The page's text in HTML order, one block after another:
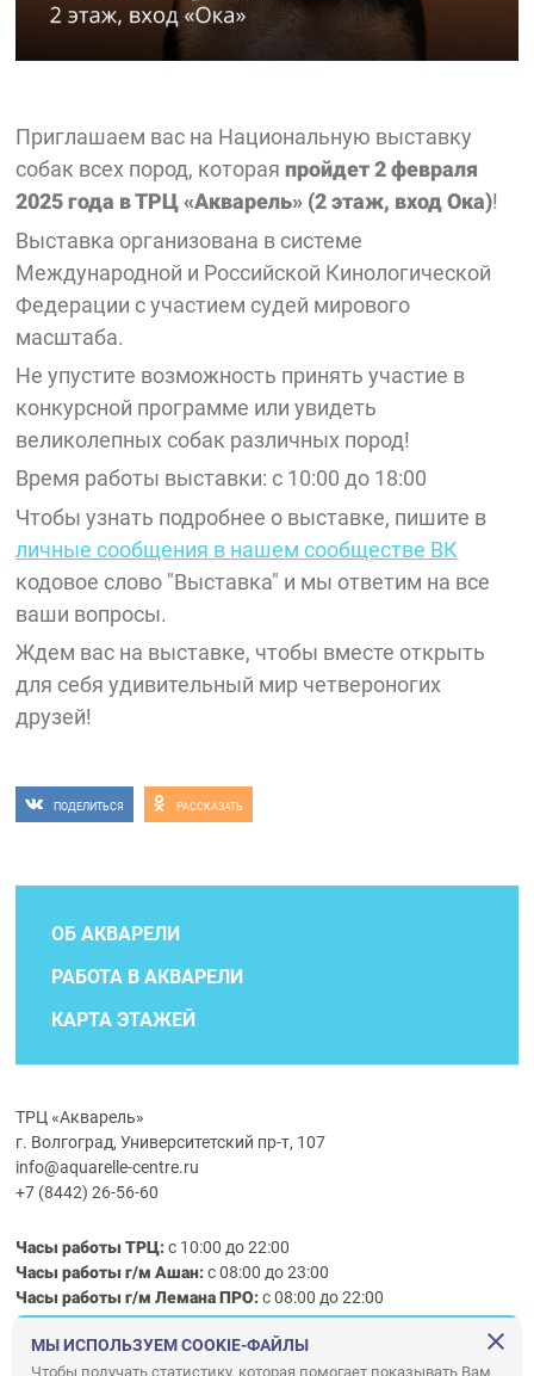
Приглашаем вас на Национальную выставку
собак всех пород, котораяпройдет2 февраля
2025 года в ТРЦ «Акварель» (2 этаж, вход Ока)!
Выставка организована в системе
Международной и Российской Кинологической
Федерации с участием судей мирового
масштаба.
Не упустите возможность принять участие в
конкурсной программе или увидеть
великолепных собак различных пород!
Время работы выставки: с 10:00 до 18:00
Чтобы узнать подробнее о выставке, пишите в
личные сообщения в нашем сообществе ВК
кодовое слово "Выставка" и мы ответим на все
ваши вопросы.
Ждем вас на выставке, чтобы вместе открыть
для себя удивительный мир четвероногих
друзей!
ПОДЕЛИТЬСЯ РАССКАЗАТЬ
ОБ АКВАРЕЛИ
РАБОТА В АКВАРЕЛИ
КАРТА ЭТАЖЕЙ
ТРЦ «Акварель»
г. Волгоград, Университетский пр-т, 107
info@aquarelle-centre.ru
+7 (8442) 26-56-60
Часы работы ТРЦ:с 10:00 до 22:00
Часы работы г/м Ашан:с 08:00 до 23:00
Часы работыг/мЛемана ПРО:с 08:00 до 22:00
Правила посещения ТРЦ «Акварель»
МЫ ИСПОЛЬЗУЕМ COOKIE-ФАЙЛЫ
Чтобы получать статистику, которая помогает показывать Вам